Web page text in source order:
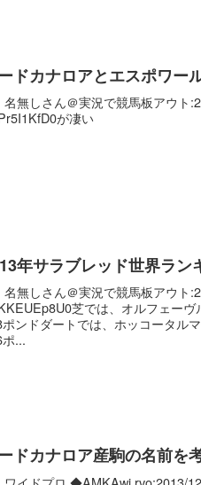
ドカナロアとエスポワー
名無しさん＠実況で競馬板アウト
が凄い
年サラブレッド世界ラン
名無しさん＠実況で競馬板アウト
芝では、オルフェー
ポンドダートでは、ホッコータ
...
ドカナロア産駒の名前を